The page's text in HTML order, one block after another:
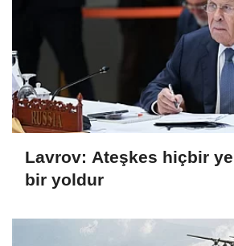
Lavrov: Ateşkes hiçbir
bir yoldur